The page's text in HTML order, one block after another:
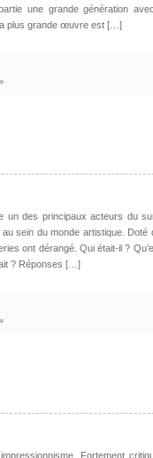
une grande génération
plus grande œuvre est […]
un des principaux acteurs du
sein du monde artistique. Doté
ont dérangé. Qui était-il ?
? Réponses […]
Fortement